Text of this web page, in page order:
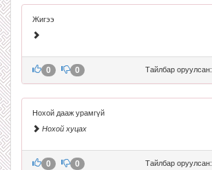
Жигээ
Тайлбар оруулсан:
0 0
Нохой дааж урамгүй
Нохой хуцах
Тайлбар оруулсан:
0 0